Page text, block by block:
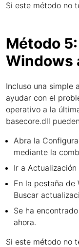
Si este método no
Método
Windows
Incluso una simple
ayudar con el
operativo a la
basecore.dll
Abra la
mediante la
Ir a
En la pestaña de
Buscar
Se ha
ahora.
Si este método no